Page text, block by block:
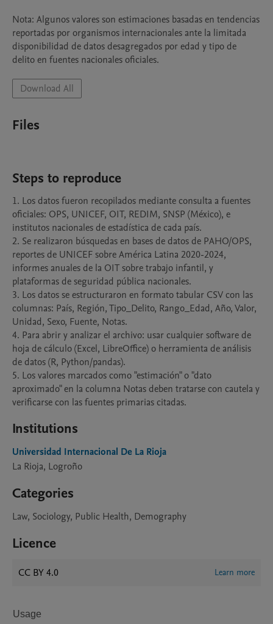
Nota: Algunos valores son estimaciones basadas en tendencias
reportadas por organismos internacionales ante la limitada
disponibilidad de datos desagregados por edad y tipo de
delito en fuentes nacionales oficiales.
Download All
Files
Steps to reproduce
1. Los datos fueron recopilados mediante consulta a fuentes
oficiales: OPS, UNICEF, OIT, REDIM, SNSP (México), e
institutos nacionales de estadística de cada país.
2. Se realizaron búsquedas en bases de datos de PAHO/OPS,
reportes de UNICEF sobre América Latina 2020-2024,
informes anuales de la OIT sobre trabajo infantil, y
plataformas de seguridad pública nacionales.
3. Los datos se estructuraron en formato tabular CSV con las
columnas: País, Región, Tipo_Delito, Rango_Edad, Año, Valor,
Unidad, Sexo, Fuente, Notas.
4. Para abrir y analizar el archivo: usar cualquier software de
hoja de cálculo (Excel, LibreOffice) o herramienta de análisis
de datos (R, Python/pandas).
5. Los valores marcados como "estimación" o "dato
aproximado" en la columna Notas deben tratarse con cautela y
verificarse con las fuentes primarias citadas.
Institutions
Universidad Internacional De La Rioja
La Rioja, Logroño
Categories
Law, Sociology, Public Health, Demography
Licence
CC BY 4.0 Learn more
Usage